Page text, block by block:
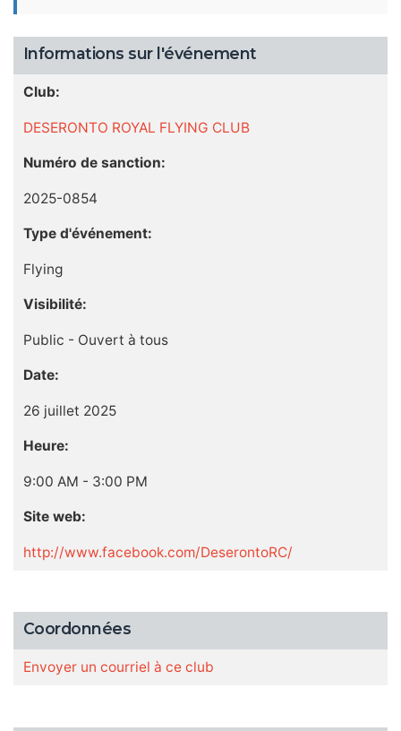
Informations sur l'événement
Club:
DESERONTO ROYAL FLYING CLUB
Numéro de sanction:
2025-0854
Type d'événement:
Flying
Visibilité:
Public - Ouvert à tous
Date:
26 juillet 2025
Heure:
9:00 AM - 3:00 PM
Site web:
http://www.facebook.com/DeserontoRC/
Coordonnées
Envoyer un courriel à ce club